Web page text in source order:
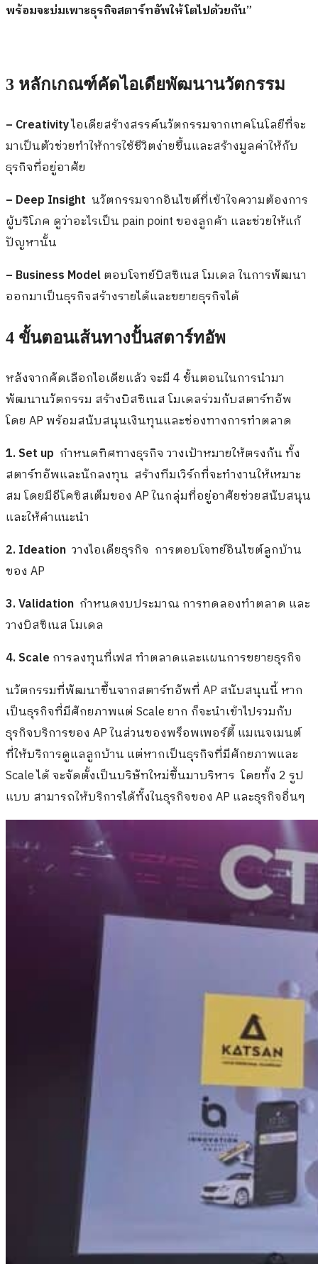
พร้อมจะบ่มเพาะธุรกิจสตาร์ทอัพให้โตไปด้วยกัน”
3 หลักเกณฑ์คัดไอเดียพัฒนานวัตกรรม
– Creativityไอเดียสร้างสรรค์นวัตกรรมจากเทคโนโลยีที่จะ
มาเป็นตัวช่วยทำให้การใช้ชีวิตง่ายขึ้นและสร้างมูลค่าให้กับ
ธุรกิจที่อยู่อาศัย
– Deep Insight นวัตกรรมจากอินไซต์ที่เข้าใจความต้องการ
ผู้บริโภค ดูว่าอะไรเป็น pain point ของลูกค้า และช่วยให้แก้
ปัญหานั้น
– Business Modelตอบโจทย์บิสซิเนส โมเดล ในการพัฒนา
ออกมาเป็นธุรกิจสร้างรายได้และขยายธุรกิจได้
4 ขั้นตอนเส้นทางปั้นสตาร์ทอัพ
หลังจากคัดเลือกไอเดียแล้ว จะมี 4 ขั้นตอนในการนำมา
พัฒนานวัตกรรม สร้างบิสซิเนส โมเดลร่วมกับสตาร์ทอัพ
โดย AP พร้อมสนับสนุนเงินทุนและช่องทางการทำตลาด
1. Set up กำหนดทิศทางธุรกิจ วางเป้าหมายให้ตรงกัน ทั้ง
สตาร์ทอัพและนักลงทุน สร้างทีมเวิร์กที่จะทำงานให้เหมาะ
สม โดยมีอีโคซิสเต็มของ AP ในกลุ่มที่อยู่อาศัยช่วยสนับสนุน
และให้คำแนะนำ
2. Ideation วางไอเดียธุรกิจ การตอบโจทย์อินไซต์ลูกบ้าน
ของ AP
3. Validation กำหนดงบประมาณ การทดลองทำตลาด และ
วางบิสซิเนส โมเดล
4. Scale การลงทุนที่เฟส ทำตลาดและแผนการขยายธุรกิจ
นวัตกรรมที่พัฒนาขึ้นจากสตาร์ทอัพที่ AP สนับสนุนนี้ หาก
เป็นธุรกิจที่มีศักยภาพแต่ Scale ยาก ก็จะนำเข้าไปรวมกับ
ธุรกิจบริการของ AP ในส่วนของพร็อพเพอร์ตี้ แมเนจเมนต์
ที่ให้บริการดูแลลูกบ้าน แต่หากเป็นธุรกิจที่มีศักยภาพและ
Scale ได้ จะจัดตั้งเป็นบริษัทใหม่ขึ้นมาบริหาร โดยทั้ง 2 รูป
แบบ สามารถให้บริการได้ทั้งในธุรกิจของ AP และธุรกิจอื่นๆ